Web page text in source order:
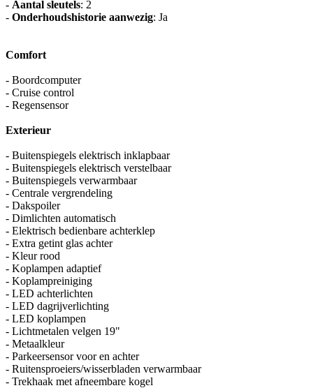
- Aantal sleutels: 2
- Onderhoudshistorie aanwezig: Ja
Comfort
- Boordcomputer
- Cruise control
- Regensensor
Exterieur
- Buitenspiegels elektrisch inklapbaar
- Buitenspiegels elektrisch verstelbaar
- Buitenspiegels verwarmbaar
- Centrale vergrendeling
- Dakspoiler
- Dimlichten automatisch
- Elektrisch bedienbare achterklep
- Extra getint glas achter
- Kleur rood
- Koplampen adaptief
- Koplampreiniging
- LED achterlichten
- LED dagrijverlichting
- LED koplampen
- Lichtmetalen velgen 19"
- Metaalkleur
- Parkeersensor voor en achter
- Ruitensproeiers/wisserbladen verwarmbaar
- Trekhaak met afneembare kogel